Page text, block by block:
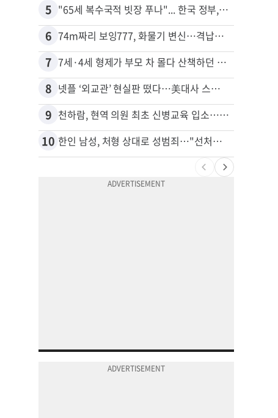
5 "65세 복수국적 빗장 푸나"... 한국 정부, 연령 완화 전면 추진
6 74m짜리 보잉777, 화물기 변신…격납고서 ‘보물’ 찾는 인천공항
7 7세·4세 형제가 부모 차 몰다 산책하던 여성 들이받아
8 넷플 ‘외교관’ 현실판 떴다…美대사 스틸 지키는 ‘신 스틸러’
9 천하람, 현역 의원 최초 신병교육 입소…논산서 2박3일 생활
10 한인 남성, 처형 상대로 성범죄…"선처해줬더니 배신자 취급"